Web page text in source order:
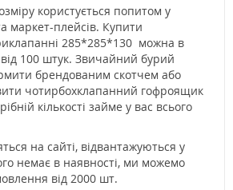
користується попитом у
маркет-плейсів. Купити
285*285*130 можна в
100 штук. Звичайний бурий
брендованим скотчем або
чотирбохклапанний гофроящик
кількості займе у вас всього
на сайті, відвантажуються у
немає в наявності, ми можемо
від 2000 шт.